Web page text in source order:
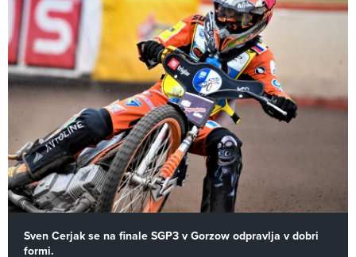
Sven Cerjak se na finale SGP3 v Gorzow odpravlja v dobri
formi.